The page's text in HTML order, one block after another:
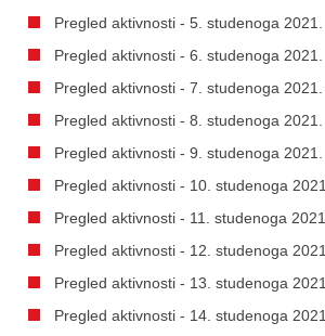
Pregled aktivnosti - 5. studenoga 2021.
Pregled aktivnosti - 6. studenoga 2021.
Pregled aktivnosti - 7. studenoga 2021.
Pregled aktivnosti - 8. studenoga 2021.
Pregled aktivnosti - 9. studenoga 2021.
Pregled aktivnosti - 10. studenoga 2021.
Pregled aktivnosti - 11. studenoga 2021.
Pregled aktivnosti - 12. studenoga 2021.
Pregled aktivnosti - 13. studenoga 2021.
Pregled aktivnosti - 14. studenoga 2021.